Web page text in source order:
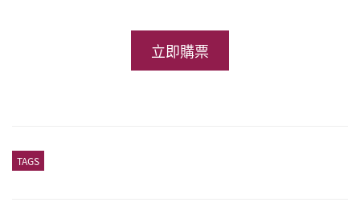
立即購票
TAGS